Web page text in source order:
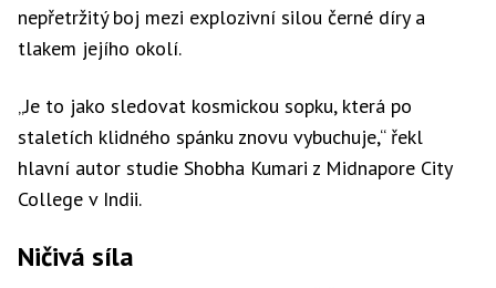
nepřetržitý boj mezi explozivní silou černé díry a
tlakem jejího okolí.
„Je to jako sledovat kosmickou sopku, která po
staletích klidného spánku znovu vybuchuje,“ řekl
hlavní autor studie Shobha Kumari z Midnapore City
College v Indii.
Ničivá síla